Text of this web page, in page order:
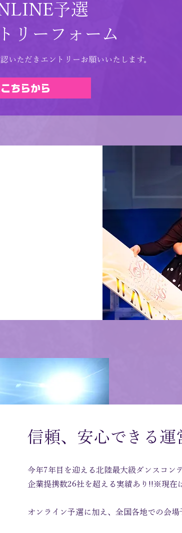
予選
リーフォーム
いただきエントリーお願いいたします。
ちらから
信頼、安心できる運
今年7年目を迎える北陸最大級ダンスコン
企業提携数26社を超える実績あり!!※現在
オンライン予選に加え、全国各地での会場